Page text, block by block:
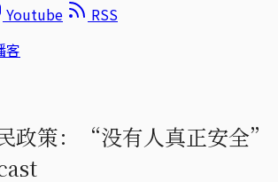
Youtube
RSS
客
政策：“没有人真正安全”